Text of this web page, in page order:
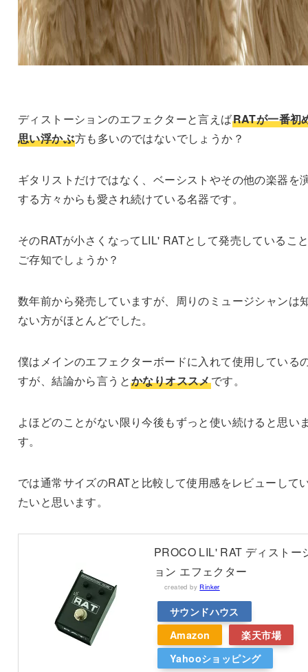
ディストーションのエフェクターと言えばRATが一番初
思い浮かぶ方も多いのではないでしょうか？
ギタリストだけではなく、ベーシストやその他の楽器を
する方々からも愛され続けている名器です。
そのRATが小さくなってLIL' RATとして発売しているこ
ご存知でしょうか？
数年前から発売していますが、周りのミュージシャンは
ない方がほとんどでした。
僕はメインのエフェクターボードに入れて使用している
すが、結論から言うとかなりオススメです。
よほどのことがない限り今後もずっと使い続けると思い
す。
では通常サイズのRATと比較して使用感をレビューして
たいと思います。
PROCO LIL' RAT ディストー
ョン エフェクター
created byRinker
サウンドハウス
Amazon
楽天市場
Yahooショッピング